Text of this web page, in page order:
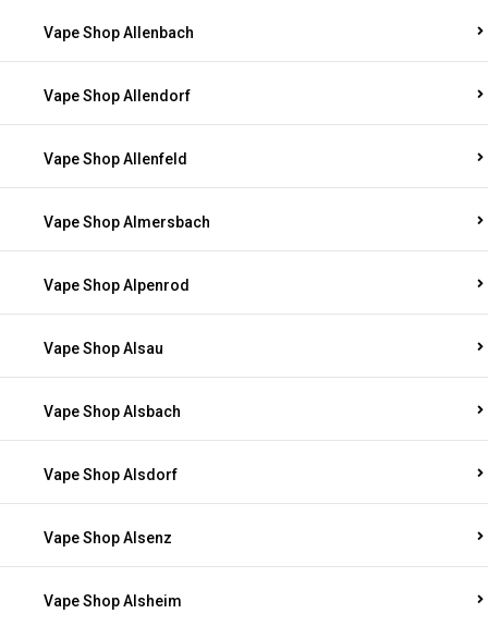
Vape Shop Allenbach
Vape Shop Allendorf
Vape Shop Allenfeld
Vape Shop Almersbach
Vape Shop Alpenrod
Vape Shop Alsau
Vape Shop Alsbach
Vape Shop Alsdorf
Vape Shop Alsenz
Vape Shop Alsheim